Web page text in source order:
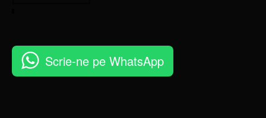
Scrie-ne pe WhatsApp